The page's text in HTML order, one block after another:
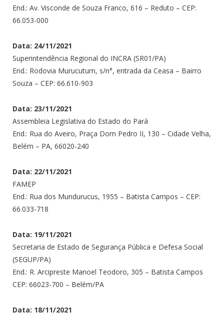
End.: Av. Visconde de Souza Franco, 616 – Reduto – CEP:
66.053-000
Data: 24/11/2021
Superintendência Regional do INCRA (SR01/PA)
End.: Rodovia Murucutum, s/n°, entrada da Ceasa – Bairro
Souza – CEP: 66.610-903
Data: 23/11/2021
Assembleia Legislativa do Estado do Pará
End.: Rua do Aveiro, Praça Dom Pedro II, 130 – Cidade Velha,
Belém – PA, 66020-240
Data: 22/11/2021
FAMEP
End.: Rua dos Mundurucus, 1955 – Batista Campos – CEP:
66.033-718
Data: 19/11/2021
Secretaria de Estado de Segurança Pública e Defesa Social
(SEGUP/PA)
End.: R. Arcipreste Manoel Teodoro, 305 – Batista Campos
CEP: 66023-700 – Belém/PA
Data: 18/11/2021